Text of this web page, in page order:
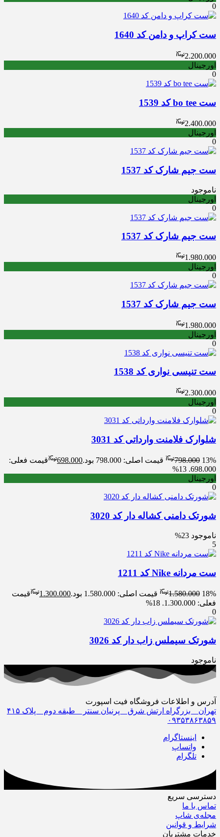
0
ست کراپ و دامن کد 1640
2.200.000
اورجینال
0
ست bo tee کد 1539
2.400.000
اورجینال
0
ست جیم شارک کد 1537
ناموجود
اورجینال
0
ست جیم شارک کد 1537
1.980.000
اورجینال
0
ست جیم شارک کد 1537
1.980.000
اورجینال
0
ست تنیسی نواری کد 1538
2.300.000
اورجینال
0
شلوارک فلامنت وارداتی کد 3031
13%
798.000 قیمت اصلی: 798.000 بود. 698.000
قیمت فعلی:
698.000.
13%
اورجینال
0
شورتک دامنی کشاله دار کد 3020
ناموجود 23%
5
ست مردانه Nike کد 1211
18%
1.580.000 قیمت اصلی: 1.580.000 بود. 1.300.000
قیمت
فعلی: 1.300.000.
18%
0
شورتک سیملس زاب دار کد 3026
ناموجود
آدرس و اطلاعات فروشگاه فیت اسپورت
تهران _ بزرگراه ارتش شرق _ پرنیان سنتر _ طبقه دوم _ پلاک ۴١۵
٠٩٣۵٣٨۶٣٨۵٩
اینستاگرام
واتساپ
تلگرام
دسترسی سریع
تماس با ما
مجله‌ی شاپ
شرایط و قوانین
خدمات مشتریان